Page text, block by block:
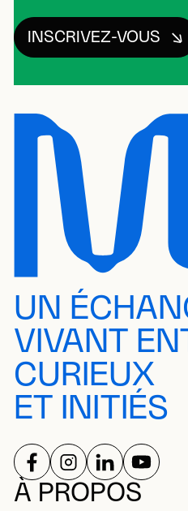
INSCRIVEZ-VOUS
UN
VIVANT
CURIEUX
ET INITIÉS
À PROPOS
RÉSEAUX
SUIVEZ-NOUS SUR
SUIVEZ-NOUS
SUIVEZ-